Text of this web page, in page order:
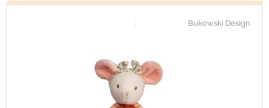
Bukowski Design